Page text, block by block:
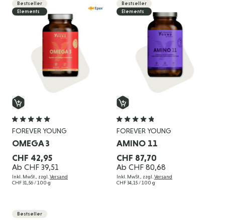
FOREVER YOUNG
OMEGA 3
CHF 42,95
Ab CHF 39,51
Inkl. MwSt., zzgl. Versand
CHF 31,56 / 100 g
Bestseller
Elements
FOREVER YOUNG
AMINO 11
CHF 87,70
Ab CHF 80,68
Inkl. MwSt., zzgl. Versand
CHF 34,15 / 100 g
Bestseller
Elements
Bestseller